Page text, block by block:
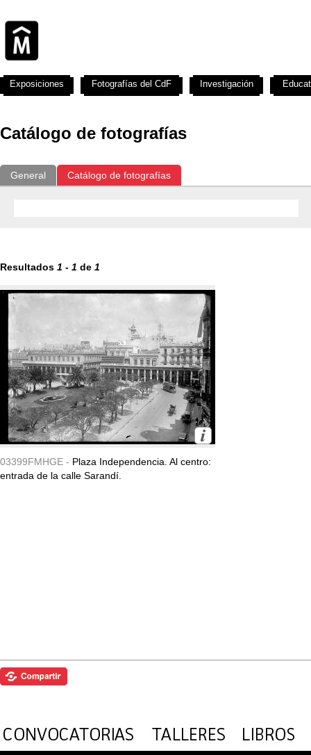
Catálogo de fotografías
General Catálogo de fotografías
Resultados 1 - 1 de 1
03399FMHGE - Plaza Independencia. Al centro:
entrada de la calle Sarandí.
Exposiciones Fotografías del CdF Investigación